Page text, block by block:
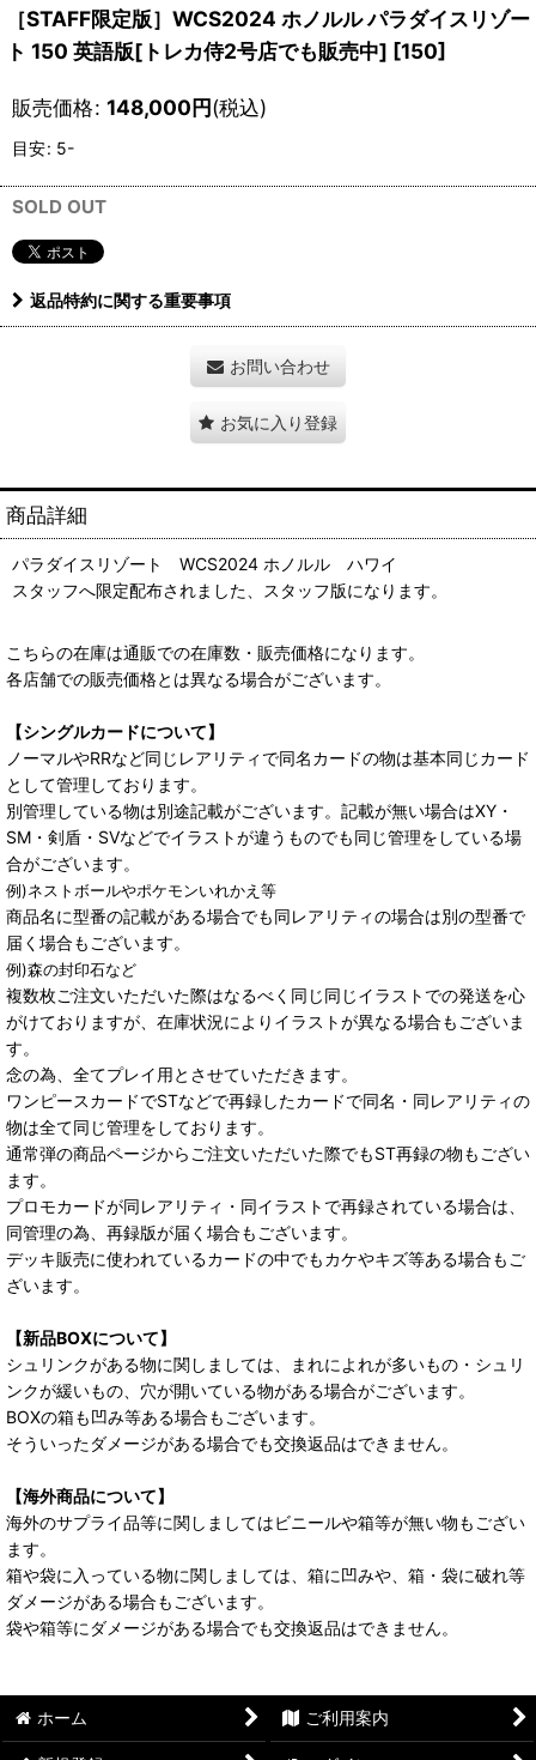
［STAFF限定版］WCS2024 ホノルル パラダイスリゾー
ト 150 英語版[トレカ侍2号店でも販売中] [150]
販売価格: 148,000円(税込)
目安: 5-
SOLD OUT
返品特約に関する重要事項
お問い合わせ
お気に入り登録
商品詳細
パラダイスリゾート WCS2024 ホノルル ハワイ
スタッフへ限定配布されました、スタッフ版になります。
こちらの在庫は通販での在庫数・販売価格になります。
各店舗での販売価格とは異なる場合がございます。
【シングルカードについて】
ノーマルやRRなど同じレアリティで同名カードの物は基本同じカード
として管理しております。
別管理している物は別途記載がございます。記載が無い場合はXY・
SM・剣盾・SVなどでイラストが違うものでも同じ管理をしている場
合がございます。
例)ネストボールやポケモンいれかえ等
商品名に型番の記載がある場合でも同レアリティの場合は別の型番で
届く場合もございます。
例)森の封印石など
複数枚ご注文いただいた際はなるべく同じ同じイラストでの発送を心
がけておりますが、在庫状況によりイラストが異なる場合もございま
す。
念の為、全てプレイ用とさせていただきます。
ワンピースカードでSTなどで再録したカードで同名・同レアリティの
物は全て同じ管理をしております。
通常弾の商品ページからご注文いただいた際でもST再録の物もござい
ます。
プロモカードが同レアリティ・同イラストで再録されている場合は、
同管理の為、再録版が届く場合もございます。
デッキ販売に使われているカードの中でもカケやキズ等ある場合もご
ざいます。
【新品BOXについて】
シュリンクがある物に関しましては、まれによれが多いもの・シュリ
ンクが緩いもの、穴が開いている物がある場合がございます。
BOXの箱も凹み等ある場合もございます。
そういったダメージがある場合でも交換返品はできません。
【海外商品について】
海外のサプライ品等に関しましてはビニールや箱等が無い物もござい
ます。
箱や袋に入っている物に関しましては、箱に凹みや、箱・袋に破れ等
ダメージがある場合もございます。
袋や箱等にダメージがある場合でも交換返品はできません。
ホーム ご利用案内